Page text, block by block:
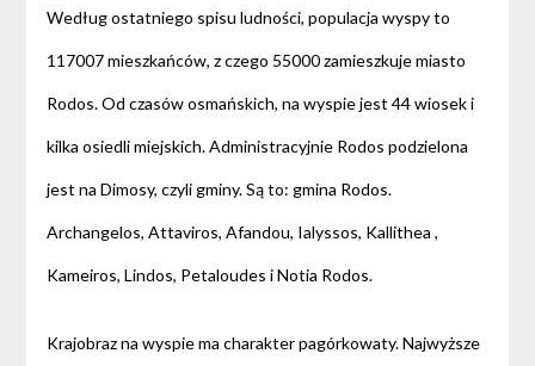
Według ostatniego spisu ludności, populacja wyspy to
117007 mieszkańców, z czego 55000 zamieszkuje miasto
Rodos. Od czasów osmańskich, na wyspie jest 44 wiosek i
kilka osiedli miejskich. Administracyjnie Rodos podzielona
jest na Dimosy, czyli gminy. Są to: gmina Rodos.
Archangelos, Attaviros, Afandou, Ialyssos, Kallithea ,
Kameiros, Lindos, Petaloudes i Notia Rodos.
Krajobraz na wyspie ma charakter pagórkowaty. Najwyższe